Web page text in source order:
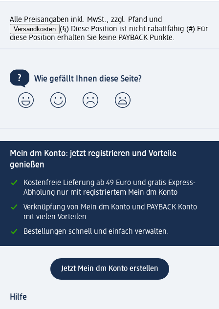
Alle Preisangaben inkl. MwSt., zzgl. Pfand und
Versandkosten (§) Diese Position ist nicht rabattfähig.(#) Für
diese Position erhalten Sie keine PAYBACK Punkte.
Wie gefällt Ihnen diese Seite?
Mein dm Konto: jetzt registrieren und Vorteile
genießen
Kostenfreie Lieferung ab 49 Euro und gratis Express-
Abholung nur mit registriertem Mein dm Konto
Verknüpfung von Mein dm Konto und PAYBACK Konto
mit vielen Vorteilen
Bestellungen schnell und einfach verwalten.
Jetzt Mein dm Konto erstellen
Hilfe